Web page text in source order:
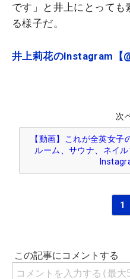
です」と井上にとって
る様子だ。
井上莉花のInstagram【
次
【動画】これが全英女
ルーム、サウナ、ネイ
1